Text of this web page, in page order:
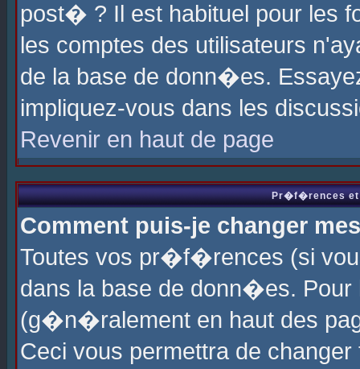
post� ? Il est habituel pour les
les comptes des utilisateurs
de la base de donn�es.
impliquez-vous dans les
Revenir en haut de page
Pr�f�rences et
Comment puis-je changer
Toutes vos pr�f�rences (si
dans la base de donn�es.
(g�n�ralement en haut des
Ceci vous permettra de